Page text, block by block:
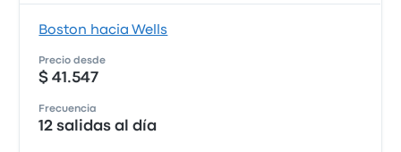
Boston hacia Wells
Precio desde
$ 41.547
Frecuencia
12 salidas al día